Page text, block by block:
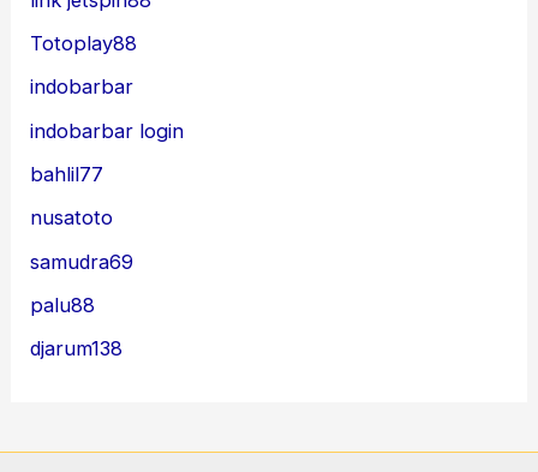
Totoplay88
indobarbar
indobarbar login
bahlil77
nusatoto
samudra69
palu88
djarum138